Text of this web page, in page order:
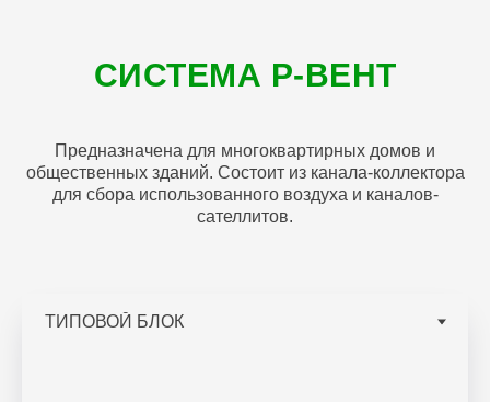
СИСТЕМА Р-ВЕНТ
Предназначена для многоквартирных домов и
общественных зданий. Состоит из канала-коллектора
для сбора использованного воздуха и каналов-
сателлитов.